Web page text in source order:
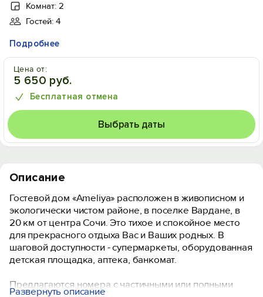
Комнат: 2
Гостей: 4
Подробнее
Цена от:
5 650 руб.
Бесплатная отмена
Выбрать даты
Описание
Гостевой дом «Ameliya» расположен в живописном и
экологически чистом районе, в поселке Вардане, в
20 км от центра Сочи. Это тихое и спокойное место
для прекрасного отдыха Вас и Ваших родных. В
шаговой доступности - супермаркеты, оборудованная
детская площадка, аптека, банкомат.
Предлагаются номера с частичными или полными
Развернуть описание